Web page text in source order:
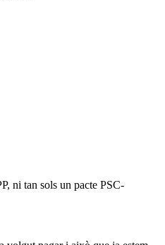
ni tan sols un pacte PSC-